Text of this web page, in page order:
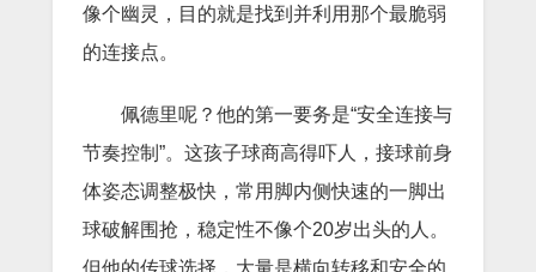
像个幽灵，目的就是找到并利用那个最脆弱
的连接点。
佩德里呢？他的第一要务是“安全连接与
节奏控制”。这孩子球商高得吓人，接球前身
体姿态调整极快，常用脚内侧快速的一脚出
球破解围抢，稳定性不像个20岁出头的人。
但他的传球选择，大量是横向转移和安全的